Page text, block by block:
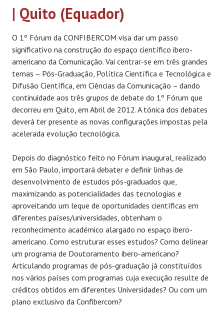
| Quito (Equador)
O 1º Fórum da CONFIBERCOM visa dar um passo
significativo na construção do espaço científico ibero-
americano da Comunicação. Vai centrar-se em três grandes
temas – Pós-Graduação, Política Científica e Tecnológica e
Difusão Científica, em Ciências da Comunicação – dando
continuidade aos três grupos de debate do 1º Fórum que
decorreu em Quito, em Abril de 2012. A tónica dos debates
deverá ter presente as novas configurações impostas pela
acelerada evolução tecnológica.
Depois do diagnóstico feito no Fórum inaugural, realizado
em São Paulo, importará debater e definir linhas de
desenvolvimento de estudos pós-graduados que,
maximizando as potencialidades das tecnologias e
aproveitando um leque de oportunidades científicas em
diferentes países/universidades, obtenham o
reconhecimento académico alargado no espaço ibero-
americano. Como estruturar esses estudos? Como delinear
um programa de Doutoramento ibero-americano?
Articulando programas de pós-graduação já constituídos
nos vários países com programas cuja execução resulte de
créditos obtidos em diferentes Universidades? Ou com um
plano exclusivo da Confibercom?